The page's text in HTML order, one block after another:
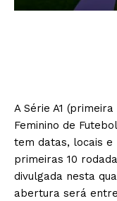
A Série A1
Feminino de
tem datas, locais
primeiras 10
divulgada nesta
abertura será